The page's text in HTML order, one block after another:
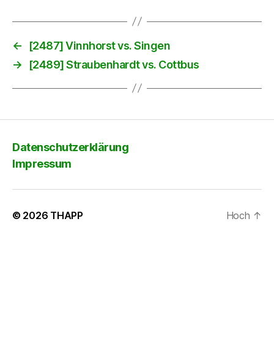
←
[2487] Vinnhorst vs. Singen
→
[2489] Straubenhardt vs. Cottbus
Datenschutzerklärung
Impressum
© 2026 THAPP Hoch ↑